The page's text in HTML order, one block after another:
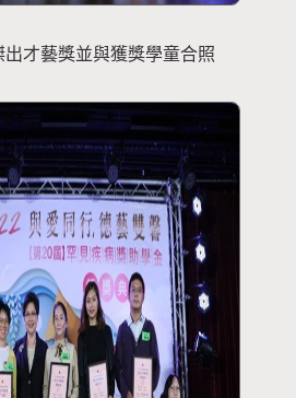
才藝獎並與獲獎學童合照